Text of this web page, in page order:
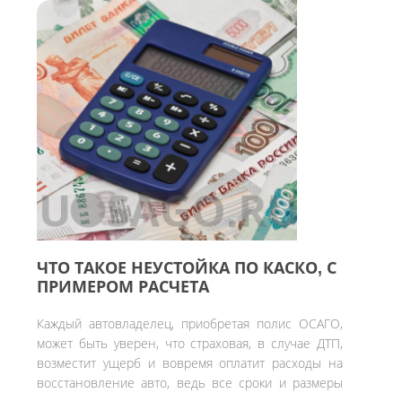
ЧТО ТАКОЕ НЕУСТОЙКА ПО КАСКО, С
ПРИМЕРОМ РАСЧЕТА
Каждый автовладелец, приобретая полис ОСАГО,
может быть уверен, что страховая, в случае ДТП,
возместит ущерб и вовремя оплатит расходы на
восстановление авто, ведь все сроки и размеры